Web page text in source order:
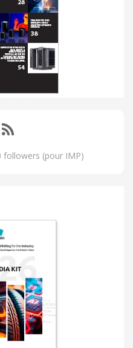
followers (pour IMP)